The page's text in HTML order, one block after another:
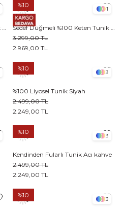
1
2.969,00 TL
3.299,00 TL
%10
3
%100 Liyosel Tunik Siyah
2.249,00 TL
2.499,00 TL
%10
3
Kendinden Fularlı Tunik Acı kahve
2.249,00 TL
2.499,00 TL
%10
3
%10